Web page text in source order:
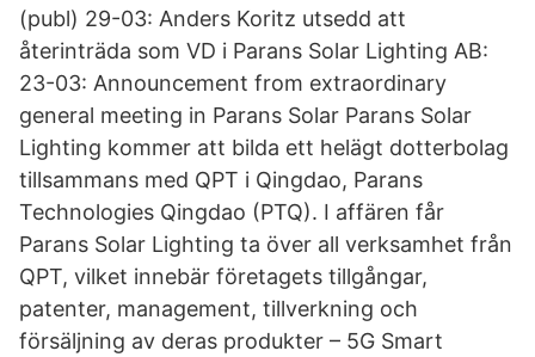
(publ) 29-03: Anders Koritz utsedd att
återinträda som VD i Parans Solar Lighting AB:
23-03: Announcement from extraordinary
general meeting in Parans Solar Parans Solar
Lighting kommer att bilda ett helägt dotterbolag
tillsammans med QPT i Qingdao, Parans
Technologies Qingdao (PTQ). I affären får
Parans Solar Lighting ta över all verksamhet från
QPT, vilket innebär företagets tillgångar,
patenter, management, tillverkning och
försäljning av deras produkter – 5G Smart